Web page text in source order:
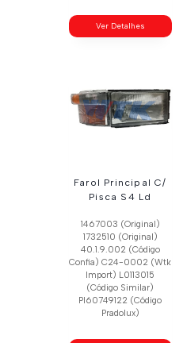
Ver Detalhes
Farol Principal C/
Pisca S4 Ld
1467003 (Original)
1732510 (Original)
40.1.9.002 (Código
Confia) C24-0002 (Wtk
Import) L0113015
(Código Similar)
Pl60749122 (Código
Pradolux)